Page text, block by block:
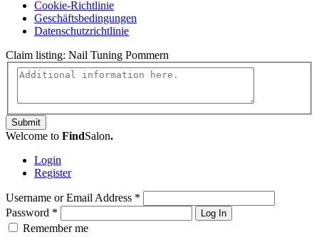
Cookie-Richtlinie
Geschäftsbedingungen
Datenschutzrichtlinie
Claim listing: Nail Tuning Pommern
Submit
Welcome to FindSalon.
Login
Register
Username or Email Address *
Password * Log In
Remember me